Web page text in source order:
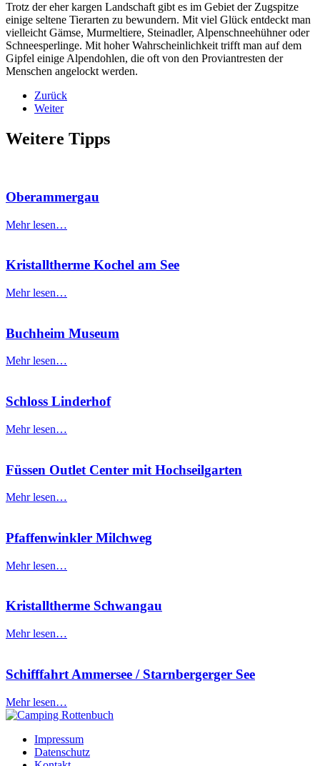
Trotz der eher kargen Landschaft gibt es im Gebiet der Zugspitze
einige seltene Tierarten zu bewundern. Mit viel Glück entdeckt man
vielleicht Gämse, Murmeltiere, Steinadler, Alpenschneehühner oder
Schneesperlinge. Mit hoher Wahrscheinlichkeit trifft man auf dem
Gipfel einige Alpendohlen, die oft von den Proviantresten der
Menschen angelockt werden.
Zurück
Weiter
Weitere Tipps
Oberammergau
Mehr lesen…
Kristalltherme Kochel am See
Mehr lesen…
Buchheim Museum
Mehr lesen…
Schloss Linderhof
Mehr lesen…
Füssen Outlet Center mit Hochseilgarten
Mehr lesen…
Pfaffenwinkler Milchweg
Mehr lesen…
Kristalltherme Schwangau
Mehr lesen…
Schifffahrt Ammersee / Starnbergerger See
Mehr lesen…
Impressum
Datenschutz